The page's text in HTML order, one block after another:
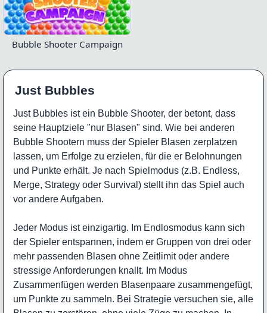
Bubble Shooter Campaign
Just Bubbles
Just Bubbles ist ein Bubble Shooter, der betont, dass
seine Hauptziele "nur Blasen" sind. Wie bei anderen
Bubble Shootern muss der Spieler Blasen zerplatzen
lassen, um Erfolge zu erzielen, für die er Belohnungen
und Punkte erhält. Je nach Spielmodus (z.B. Endless,
Merge, Strategy oder Survival) stellt ihn das Spiel auch
vor andere Aufgaben.
Jeder Modus ist einzigartig. Im Endlosmodus kann sich
der Spieler entspannen, indem er Gruppen von drei oder
mehr passenden Blasen ohne Zeitlimit oder andere
stressige Anforderungen knallt. Im Modus
Zusammenfügen werden Blasenpaare zusammengefügt,
um Punkte zu sammeln. Bei Strategie versuchen sie, alle